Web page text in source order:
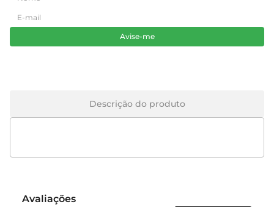
Avise-me
Descrição do produto
Avaliações